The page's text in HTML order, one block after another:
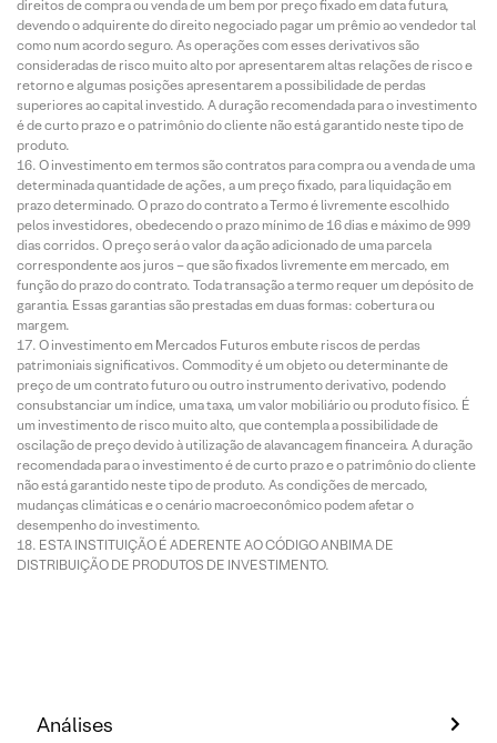
direitos de compra ou venda de um bem por preço fixado em data futura,
devendo o adquirente do direito negociado pagar um prêmio ao vendedor tal
como num acordo seguro. As operações com esses derivativos são
consideradas de risco muito alto por apresentarem altas relações de risco e
retorno e algumas posições apresentarem a possibilidade de perdas
superiores ao capital investido. A duração recomendada para o investimento
é de curto prazo e o patrimônio do cliente não está garantido neste tipo de
produto.
O investimento em termos são contratos para compra ou a venda de uma
determinada quantidade de ações, a um preço fixado, para liquidação em
prazo determinado. O prazo do contrato a Termo é livremente escolhido
pelos investidores, obedecendo o prazo mínimo de 16 dias e máximo de 999
dias corridos. O preço será o valor da ação adicionado de uma parcela
correspondente aos juros – que são fixados livremente em mercado, em
função do prazo do contrato. Toda transação a termo requer um depósito de
garantia. Essas garantias são prestadas em duas formas: cobertura ou
margem.
O investimento em Mercados Futuros embute riscos de perdas
patrimoniais significativos. Commodity é um objeto ou determinante de
preço de um contrato futuro ou outro instrumento derivativo, podendo
consubstanciar um índice, uma taxa, um valor mobiliário ou produto físico. É
um investimento de risco muito alto, que contempla a possibilidade de
oscilação de preço devido à utilização de alavancagem financeira. A duração
recomendada para o investimento é de curto prazo e o patrimônio do cliente
não está garantido neste tipo de produto. As condições de mercado,
mudanças climáticas e o cenário macroeconômico podem afetar o
desempenho do investimento.
ESTA INSTITUIÇÃO É ADERENTE AO CÓDIGO ANBIMA DE
DISTRIBUIÇÃO DE PRODUTOS DE INVESTIMENTO.
Análises